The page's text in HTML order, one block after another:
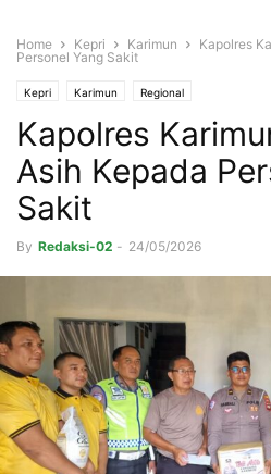
Home Kepri Karimun
Kapolres
Personel Yang Sakit
Kepri Karimun Regional
Kapolres
Asih Kepada
Sakit
By Redaksi-02 - 24/05/2026